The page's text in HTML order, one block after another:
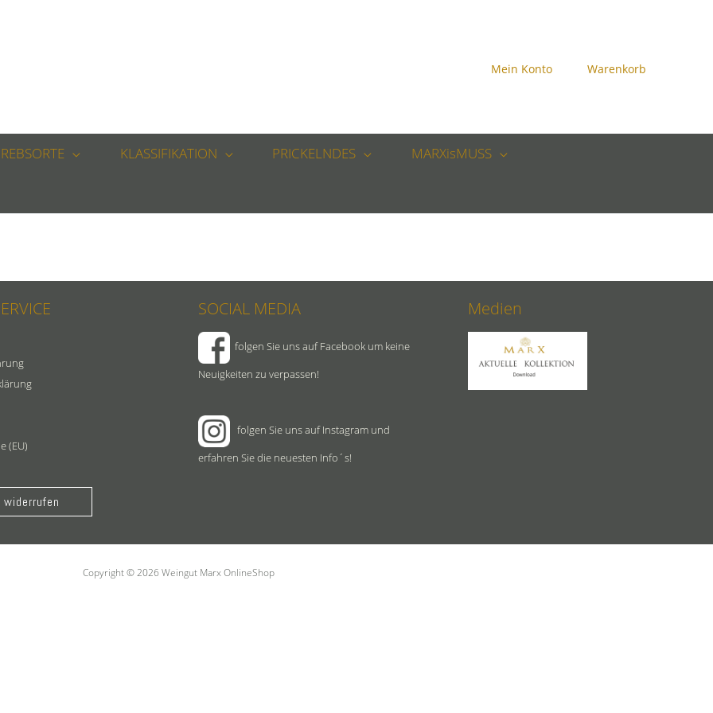
Mein Konto Warenkorb
REBSORTE KLASSIFIKATION PRICKELNDES MARXisMUSS
(EU)
widerrufen
SOCIAL MEDIA
folgen Sie uns auf Facebook um keine
Neuigkeiten zu verpassen!
folgen Sie uns auf Instagram und
erfahren Sie die neuesten Info´s!
Medien
Copyright © 2026 Weingut Marx OnlineShop